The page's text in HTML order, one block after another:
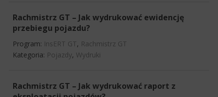
Rachmistrz GT – Jak wydrukować ewidencję
przebiegu pojazdu?
Program: InsERT GT, Rachmistrz GT
Kategoria: Pojazdy, Wydruki
Rachmistrz GT – Jak wydrukować raport z